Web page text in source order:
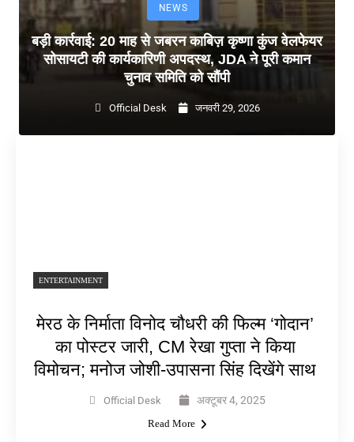
NEWS
बड़ी कार्रवाई: 20 माह से जबरन काबिज़ कृष्णा कुंज वेलफेयर
सोसायटी की कार्यकारिणी अपदस्थ, JDA ने पूरी कमान
चुनाव समिति को सौंपी
Official Desk जनवरी 29, 2026
ENTERTAINMENT
मेरठ के निर्माता विनोद चौधरी की फिल्म ‘गोदान’
का पोस्टर जारी, CM रेखा गुप्ता ने किया
विमोचन; मनोज जोशी-उपासना सिंह दिखेंगे साथ
Official Desk अक्टूबर 4, 2025
Read More